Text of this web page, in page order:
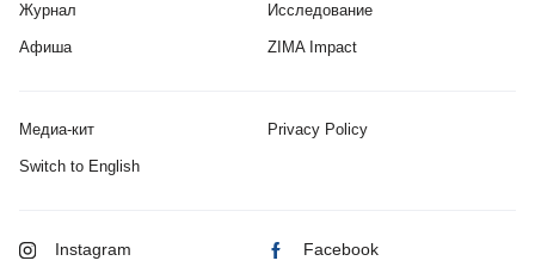
Журнал
Афиша
Исследование
ZIMA Impact
Медиа-кит Privacy Policy
Switch to English
Instagram Facebook